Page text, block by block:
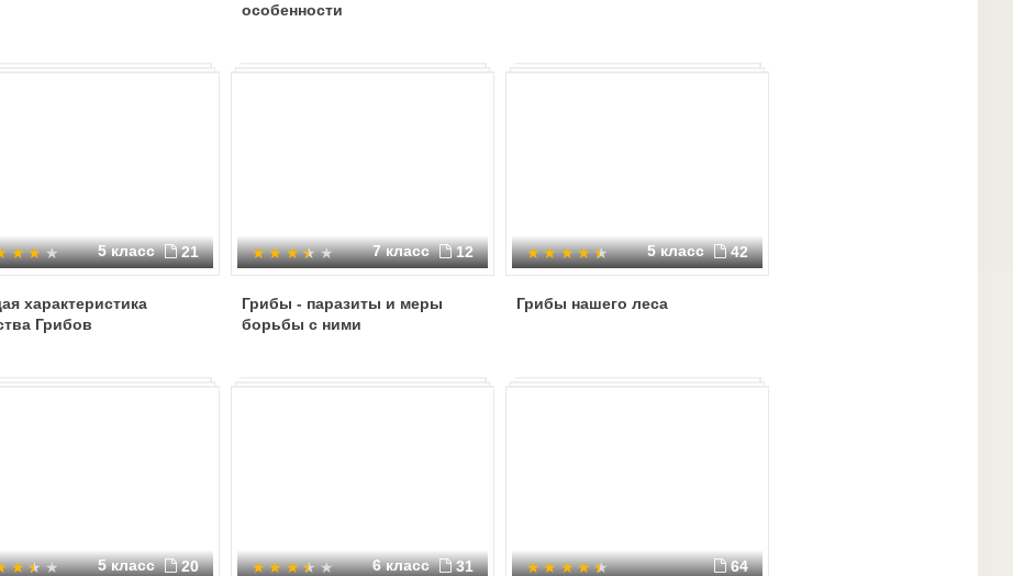
особенности
5 класс 21
характеристика
Грибов
7 класс 12
Грибы - паразиты и меры
борьбы с ними
5 класс 42
Грибы нашего леса
5 класс 20 6 класс 31 64